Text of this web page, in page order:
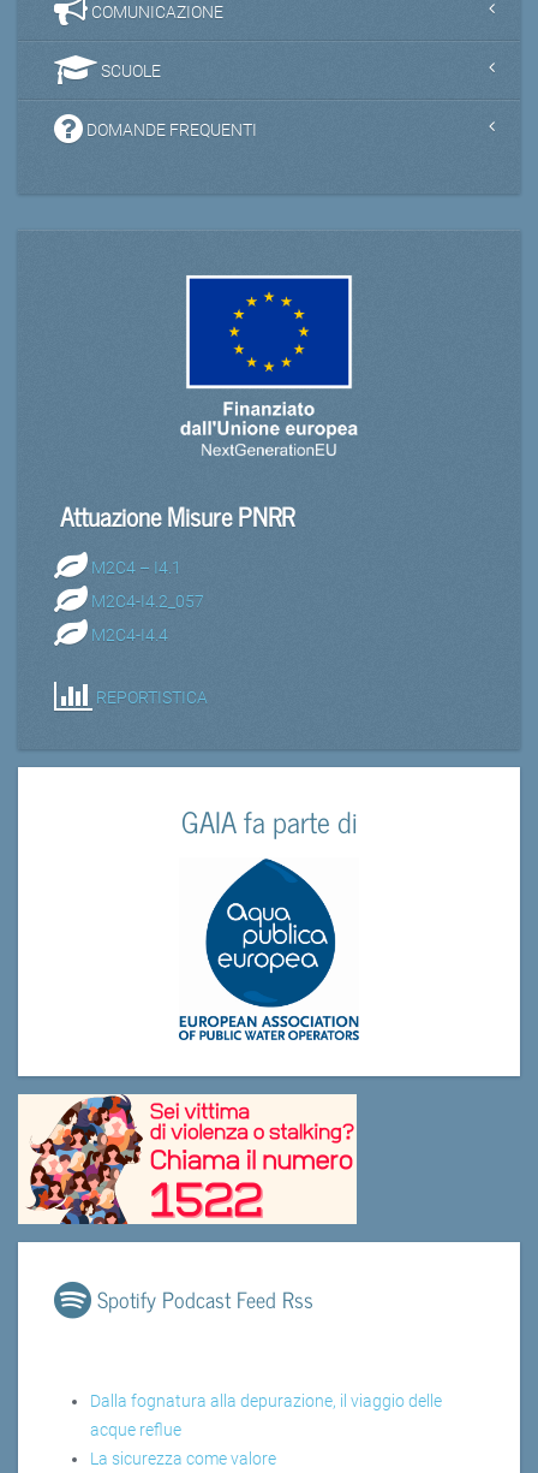
COMUNICAZIONE
SCUOLE
DOMANDE FREQUENTI
Attuazione Misure PNRR
M2C4 – I4.1
M2C4-I4.2_057
M2C4-I4.4
REPORTISTICA
GAIA fa parte di
Spotify Podcast Feed Rss
Dalla fognatura alla depurazione, il viaggio delle
acque reflue
La sicurezza come valore